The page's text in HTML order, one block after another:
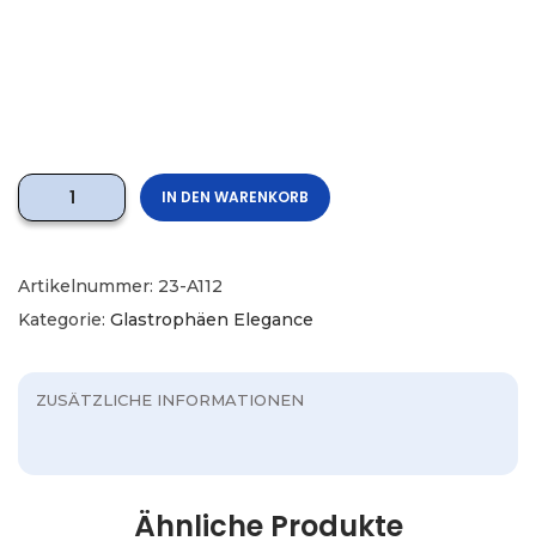
IN DEN WARENKORB
Artikelnummer: 23-A112
Kategorie: Glastrophäen Elegance
ZUSÄTZLICHE INFORMATIONEN
Ähnliche Produkte